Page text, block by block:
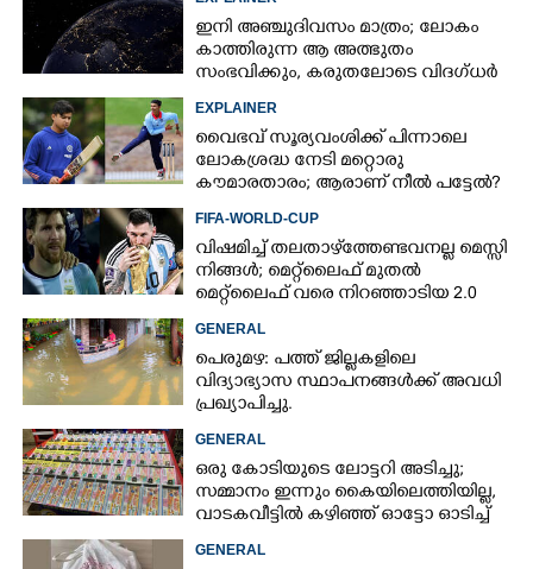
ഇനി അഞ്ചുദിവസം മാത്രം; ലോകം
കാത്തിരുന്ന ആ അത്ഭുതം
സംഭവിക്കും, കരുതലോടെ വിദഗ്ധർ
EXPLAINER
വൈഭവ് സൂര്യവംശിക്ക് പിന്നാലെ
ലോകശ്രദ്ധ നേടി മറ്റൊരു
കൗമാരതാരം; ആരാണ് നീൽ പട്ടേൽ?
FIFA-WORLD-CUP
വിഷമിച്ച് തലതാഴ്‌ത്തേണ്ടവനല്ല മെസ്സി
നിങ്ങള്‍; മെറ്റ്‌ലൈഫ് മുതല്‍
മെറ്റ്‌ലൈഫ് വരെ നിറഞ്ഞാടിയ 2.0
GENERAL
പെരുമഴ: പത്ത് ജില്ലകളിലെ
വിദ്യാഭ്യാസ സ്ഥാപനങ്ങൾക്ക് അവധി
പ്രഖ്യാപിച്ചു.
GENERAL
ഒരു കോടിയുടെ ലോട്ടറി അടിച്ചു;
സമ്മാനം ഇന്നും കൈയിലെത്തിയില്ല,
വാടകവീട്ടിൽ കഴിഞ്ഞ് ഓട്ടോ ഓടിച്ച്
73കാരൻ
GENERAL